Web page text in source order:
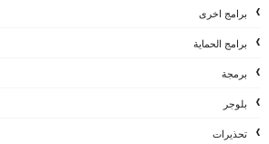
برامج اخرى
برامج الحماية
برمجة
بلوجر
تحذيرات